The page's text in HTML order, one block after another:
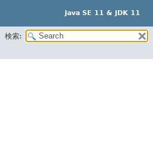
Java SE 11 & JDK 11
検索: